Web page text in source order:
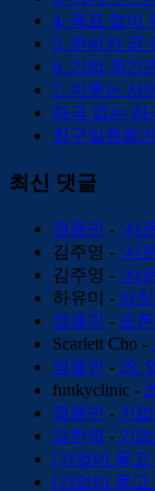
4. 목표 없이
5. 준비가 곧
6. 기업 위기
7. 미루는 사
자극 없는 자
창구일원화
최신 댓글
정용민 - ‘사
김주영 - ‘사
김주영 - ‘사
하유미
- 자
정용민
- 프
Scarlett Cho -
정용민
- 29.
funkyclinic -
정용민
- 기
김한영 - 기
[기업이 묻고
[기업이 묻고